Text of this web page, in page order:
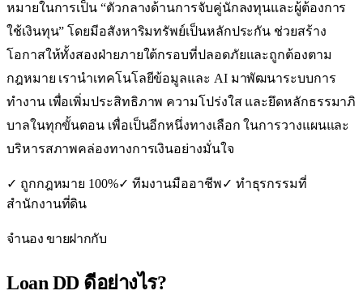
หมายในการเป็น “ตัวกลางด้านการจับคู่นักลงทุนและผู้ต้องการ
ใช้เงินทุน” โดยมีอสังหาริมทรัพย์เป็นหลักประกัน ช่วยสร้าง
โอกาสให้ทั้งสองฝ่ายภายใต้กรอบที่ปลอดภัยและถูกต้องตาม
กฎหมาย เรานำเทคโนโลยีข้อมูลและ AI มาพัฒนาระบบการ
ทำงาน เพื่อเพิ่มประสิทธิภาพ ความโปร่งใส และยึดหลักธรรมาภิ
บาลในทุกขั้นตอน เพื่อเป็นอีกหนึ่งทางเลือก ในการวางแผนและ
บริหารสภาพคล่องทางการเงินอย่างมั่นใจ
✓ ถูกกฎหมาย 100%✓ ทีมงานมืออาชีพ✓ ทำธุรกรรมที่
สำนักงานที่ดิน
จำนอง ขายฝากกับ
Loan DDดีอย่างไร?